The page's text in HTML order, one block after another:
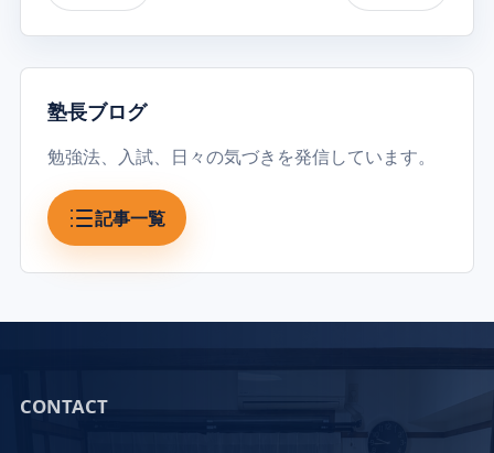
塾長ブログ
勉強法、入試、日々の気づきを発信しています。
記事一覧
CONTACT